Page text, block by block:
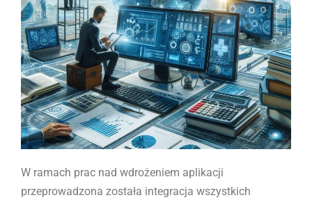
W ramach prac nad wdrożeniem aplikacji
przeprowadzona została integracja wszystkich